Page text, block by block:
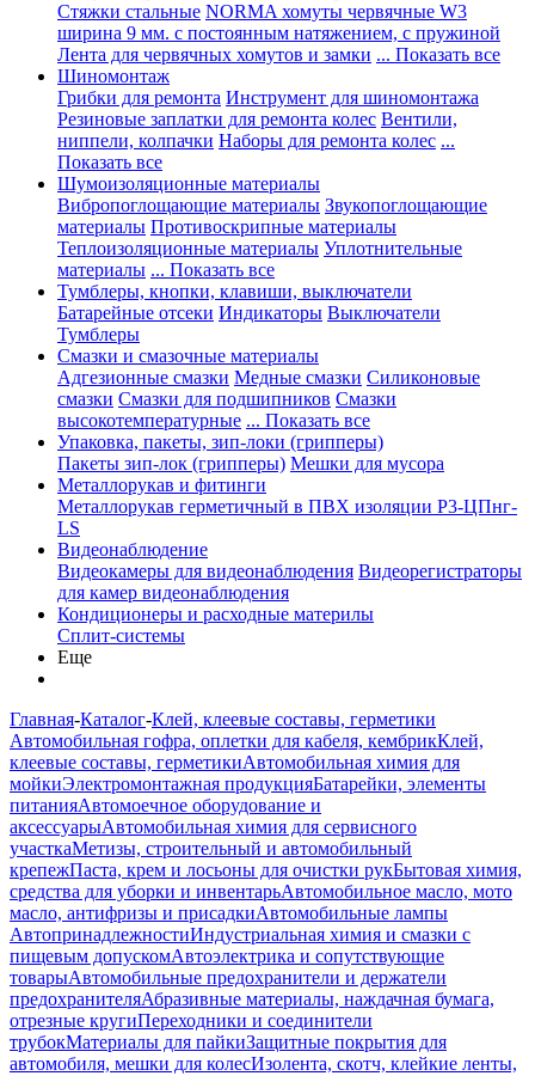
Стяжки стальные NORMA хомуты червячные W3
ширина 9 мм. с постоянным натяжением, с пружиной
Лента для червячных хомутов и замки ... Показать все
Шиномонтаж
Грибки для ремонта Инструмент для шиномонтажа
Резиновые заплатки для ремонта колес Вентили,
ниппели, колпачки Наборы для ремонта колес ...
Показать все
Шумоизоляционные материалы
Вибропоглощающие материалы Звукопоглощающие
материалы Противоскрипные материалы
Теплоизоляционные материалы Уплотнительные
материалы ... Показать все
Тумблеры, кнопки, клавиши, выключатели
Батарейные отсеки Индикаторы Выключатели
Тумблеры
Смазки и смазочные материалы
Адгезионные смазки Медные смазки Силиконовые
смазки Смазки для подшипников Смазки
высокотемпературные ... Показать все
Упаковка, пакеты, зип-локи (грипперы)
Пакеты зип-лок (грипперы) Мешки для мусора
Металлорукав и фитинги
Металлорукав герметичный в ПВХ изоляции Р3-ЦПнг-
LS
Видеонаблюдение
Видеокамеры для видеонаблюдения Видеорегистраторы
для камер видеонаблюдения
Кондиционеры и расходные материлы
Сплит-системы
Еще
Главная-Каталог-Клей, клеевые составы, герметики
Автомобильная гофра, оплетки для кабеля, кембрикКлей,
клеевые составы, герметикиАвтомобильная химия для
мойкиЭлектромонтажная продукцияБатарейки, элементы
питанияАвтомоечное оборудование и
аксессуарыАвтомобильная химия для сервисного
участкаМетизы, строительный и автомобильный
крепежПаста, крем и лосьоны для очистки рукБытовая химия,
средства для уборки и инвентарьАвтомобильное масло, мото
масло, антифризы и присадкиАвтомобильные лампы
АвтопринадлежностиИндустриальная химия и смазки с
пищевым допускомАвтоэлектрика и сопутствующие
товарыАвтомобильные предохранители и держатели
предохранителяАбразивные материалы, наждачная бумага,
отрезные кругиПереходники и соединители
трубокМатериалы для пайкиЗащитные покрытия для
автомобиля, мешки для колесИзолента, скотч, клейкие ленты,